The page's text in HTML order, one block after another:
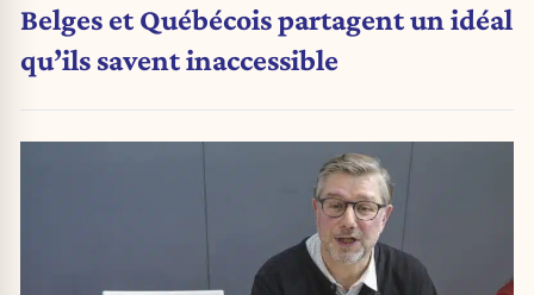
Belges et Québécois partagent un idéal
qu’ils savent inaccessible